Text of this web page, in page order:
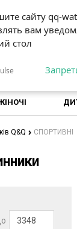
сайту qq-
вам
стол
сайту qq-
вам
стол
Доставка
по Україні
Q&Q СПОРТИВНІ